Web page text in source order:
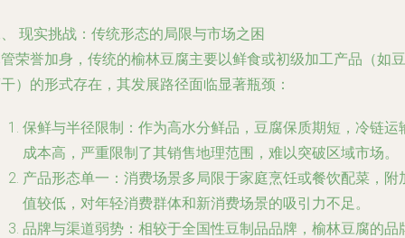
现实挑战：传统形态的局限与市场之困
荣誉加身，传统的榆林豆腐主要以鲜食或初级加工产品（如豆
）的形式存在，其发展路径面临显著瓶颈：
保鲜与半径限制 ：作为高水分鲜品，豆腐保质期短，冷链运
成本高，严重限制了其销售地理范围，难以突破区域市场。
产品形态单一 ：消费场景多局限于家庭烹饪或餐饮配菜，附
值较低，对年轻消费群体和新消费场景的吸引力不足。
品牌与渠道弱势 ：相较于全国性豆制品品牌，榆林豆腐的品